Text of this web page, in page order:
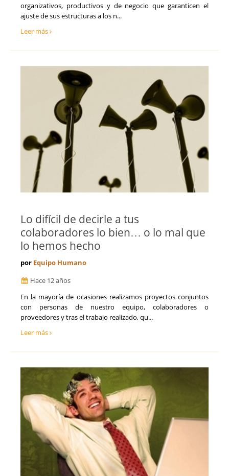
organizativos, productivos y de negocio que garanticen el
ajuste de sus estructuras a los n...
Leer más
Lo difícil de decirle a tus
colaboradores lo bien… o lo mal que
lo hemos hecho
por Equipo Humano
Hace 12 años
En la mayoría de ocasiones realizamos proyectos conjuntos
con personas de nuestro equipo, colaboradores o
proveedores y tras el trabajo realizado, qu...
Leer más